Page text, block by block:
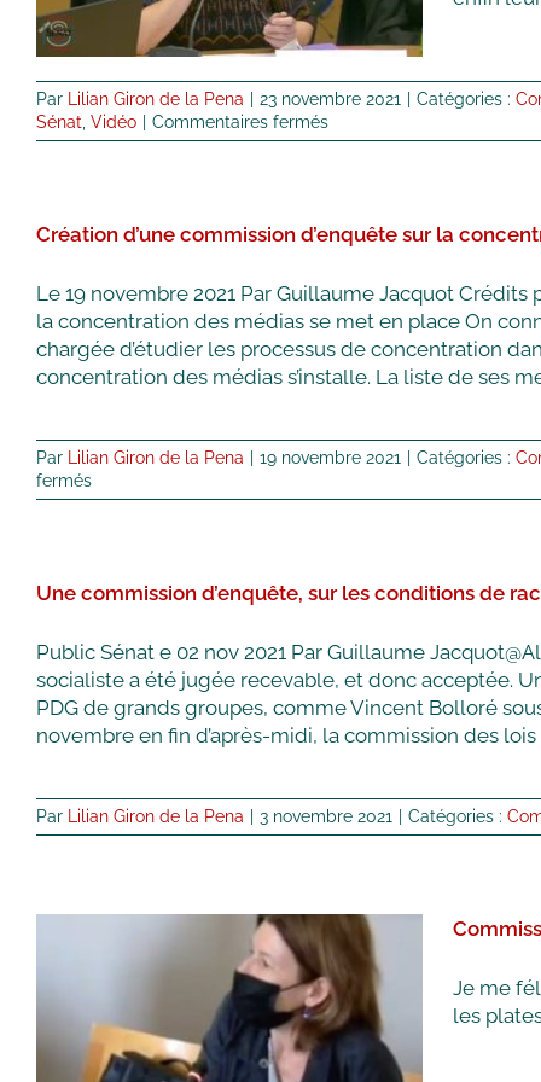
Commissions Propositions de loi
Rapports
Par Lilian Giron de la Pena 23 novembre 2021 Catégories :
Sénat Vidéo Commentaires ferméssur
Examen
Bibliothèques
Publique
conformément
à
la
législation
en
Création d’une commission d’enquête sur la
Le 19 novembre 2021 Par Guillaume Jacquot
la concentration des médias se met en place On
chargée d’étudier les processus de concentration
concentration des médias s’installe. La liste de ses
Par Lilian Giron de la Pena 19 novembre 2021 Catégories :
ferméssur
Création
sur
concentration
des
médias
en
France
Une commission d’enquête, sur les conditions de
Public Sénat e 02 nov 2021 Par Guillaume
socialiste a été jugée recevable, et donc acceptée.
PDG de grands groupes, comme Vincent Bolloré
novembre en fin d’après-midi, la commission des
Par Lilian Giron de la Pena 3 novembre 2021 Catégories :
Commission Culture :
Audition des représentants
de Google et de Facebook
Je me
les